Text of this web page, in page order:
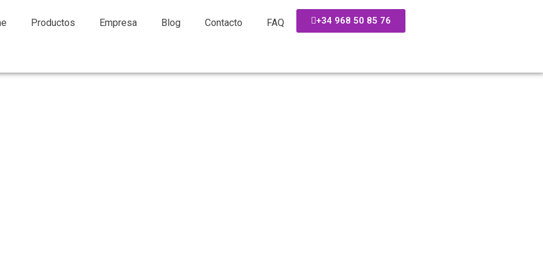
Productos Empresa Blog Contacto FAQ +34 968 50 85 76